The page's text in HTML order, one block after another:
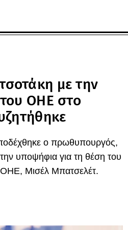
με την
ΟΗΕ στο
ο πρωθυπουργός,
υποψήφια για τη θέση του
ΟΗΕ, Μισέλ Μπατσελέτ.